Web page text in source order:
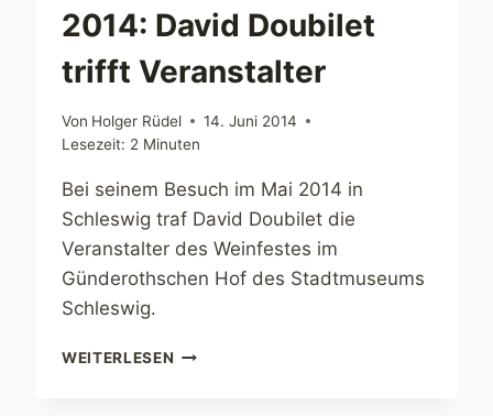
2014: David Doubilet
trifft Veranstalter
Von Holger Rüdel
14. Juni 2014
Lesezeit: 2 Minuten
Bei seinem Besuch im Mai 2014 in
Schleswig traf David Doubilet die
Veranstalter des Weinfestes im
Günderothschen Hof des Stadtmuseums
Schleswig.
WEITERLESEN WEINFEST